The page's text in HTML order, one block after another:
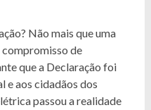
Não mais que uma
compromisso de
que a Declaração foi
e aos cidadãos dos
passou a realidade